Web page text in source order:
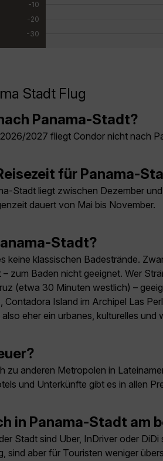
-10
-20
-30
Stadt Flug
Panama-Stadt?
2027 fliegt Condor nicht nach
für Panama-
Stadt liegt zwischen Dezember
dauert von Mai bis November.
Stadt?
keine klassischen Badestrände.
zum Baden nicht geeignet. Wer
(etwa 30 Minuten westlich) –
Contadora Island im Archipel Las
eher ein urbanes, kulturelles
zu anderen Metropolen in
und Unterkünfte gibt es in allen
in Panama-Stadt am
Stadt sind Uber, InDriver oder
sind aber für Touristen weniger